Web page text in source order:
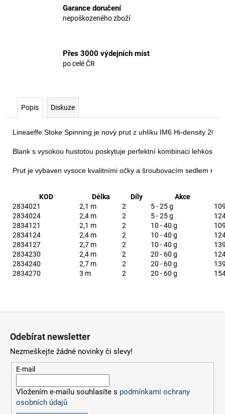
Garance doručení
nepoškozeného zboží
Přes 3000 výdejních míst
po celé ČR
Popis Diskuze
Lineaeffe Stoke Spinning je nový prut z uhlíku IM6 Hi-density
Blank s vysokou hustotou poskytuje perfektní kombinaci lehkosti
Prut je vybaven vysoce kvalitními očky a šroubovacím sedlem
KOD Délka Díly
Akce
2834021
2,1 m 2 5 - 25 g
2834024
2,4 m 2 5 - 25 g
2834121
2,1 m 2 10 - 40 g
2834124
2,4 m 2 10 - 40 g
2834127
2,7 m 2 10 - 40 g
2834230
2,4 m 2 20 - 60 g
2834240
2,7 m 2 20 - 60 g
2834270
3 m 2 20 - 60 g
Odebírat newsletter
Nezmeškejte žádné novinky či slevy!
E-mail
Vložením e-mailu souhlasíte s podmínkami ochrany
osobních údajů